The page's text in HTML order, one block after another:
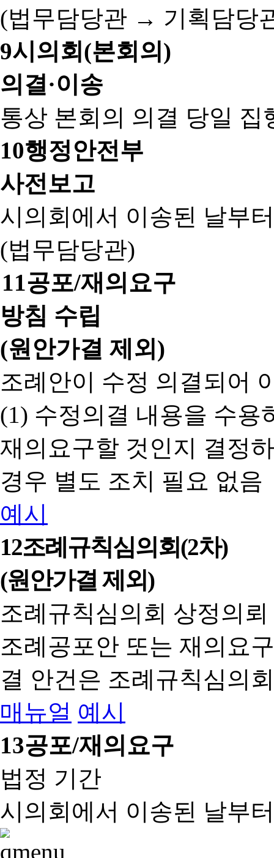
(법무담당관 → 기획담당
9시의회(본회의)
의결·이송
통상 본회의 의결 당일 집
10행정안전부
사전보고
시의회에서 이송된 날부
(법무담당관)
11공포/재의요구
방침 수립
(원안가결 제외)
조례안이 수정 의결되어
(1) 수정의결 내용을 수용
재의요구할 것인지 결정
경우 별도 조치 필요 없음
예시
12조례규칙심의회(2차)
(원안가결 제외)
조례규칙심의회 상정의
조례공포안 또는 재의요
결 안건은 조례규칙심의
매뉴얼 예시
13공포/재의요구
법정 기간
시의회에서 이송된 날부